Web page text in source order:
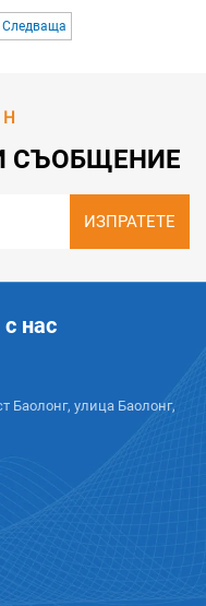
се порти от лито
алуминиево сплав, с
промишлени обекти
Следваща
СЪОБЩЕНИЕ
нас
улица Баолонг,